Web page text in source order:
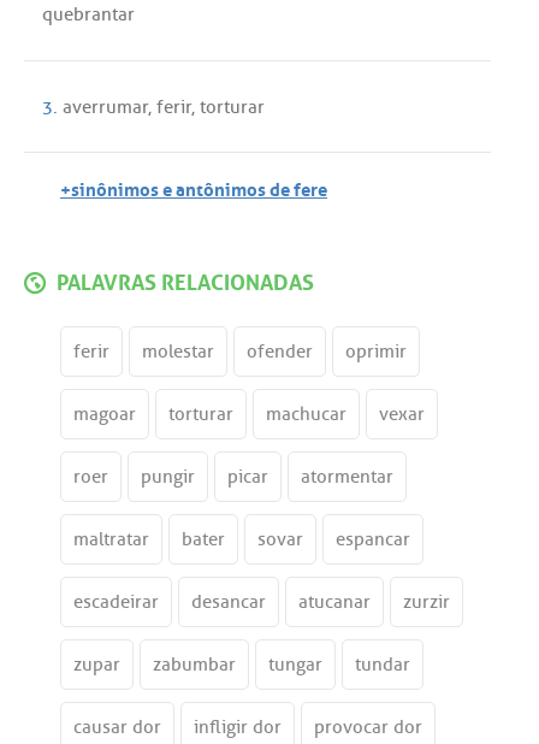
quebrantar
3. averrumar, ferir, torturar
+sinônimos e antônimos de fere
PALAVRAS RELACIONADAS
ferir molestar ofender oprimir
magoar torturar machucar vexar
roer pungir picar atormentar
maltratar bater sovar espancar
escadeirar desancar atucanar zurzir
zupar zabumbar tungar tundar
causar dor infligir dor provocar dor